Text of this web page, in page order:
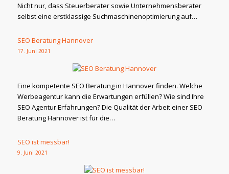
Nicht nur, dass Steuerberater sowie Unternehmensberater
selbst eine erstklassige Suchmaschinenoptimierung auf…
SEO Beratung Hannover
17. Juni 2021
Eine kompetente SEO Beratung in Hannover finden. Welche
Werbeagentur kann die Erwartungen erfüllen? Wie sind Ihre
SEO Agentur Erfahrungen? Die Qualität der Arbeit einer SEO
Beratung Hannover ist für die…
SEO ist messbar!
9. Juni 2021